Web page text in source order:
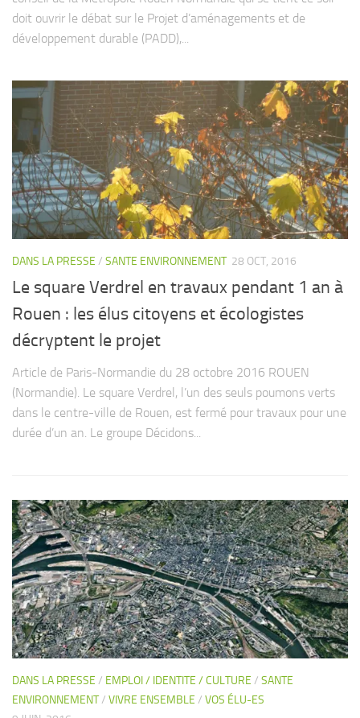
doit ouvrir le débat sur le Projet d’aménagements et de
développement durable (PADD),...
DANS LA PRESSE / SANTE ENVIRONNEMENT 28 OCT, 2016
Le square Verdrel en travaux pendant 1 an à
Rouen : les élus citoyens et écologistes
décryptent le projet
Article de Paris-Normandie du 28 octobre 2016 ROUEN
(Normandie). Le square Verdrel, l’un des seuls poumons verts
dans le centre-ville de Rouen, est fermé pour travaux pour une
durée d’un an. Le groupe Décidons...
DANS LA PRESSE / EMPLOI / IDENTITE / CULTURE / SANTE
ENVIRONNEMENT/ VIVRE ENSEMBLE / VOS ÉLU-ES